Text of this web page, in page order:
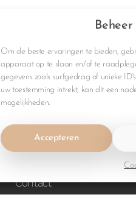
Om de beste ervaringen te bieden,
apparaat op te slaan en/of te
gegevens zoals surfgedrag of unieke
uw toestemming intrekt, kan dit een
mogelijkheden.
Accepteren
Huisje Bries
Huisje Zilt
Contact